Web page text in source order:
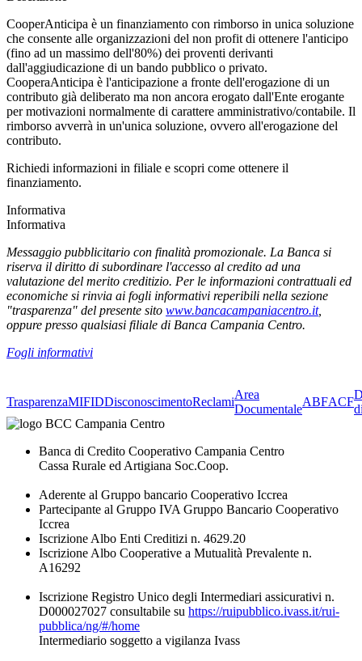
CooperAnticipa è un finanziamento con rimborso in unica soluzione
che consente alle organizzazioni del non profit di ottenere l'anticipo
(fino ad un massimo dell'80%) dei proventi derivanti
dall'aggiudicazione di un bando pubblico o privato.
CooperaAnticipa è l'anticipazione a fronte dell'erogazione di un
contributo già deliberato ma non ancora erogato dall'Ente erogante
per motivazioni normalmente di carattere amministrativo/contabile. Il
rimborso avverrà in un'unica soluzione, ovvero all'erogazione del
contributo.
Richiedi informazioni in filiale e scopri come ottenere il
finanziamento.
Informativa
Informativa
Messaggio pubblicitario con finalità promozionale. La Banca si
riserva il diritto di subordinare l'accesso al credito ad una
valutazione del merito creditizio. Per le informazioni contrattuali ed
economiche si rinvia ai fogli informativi reperibili nella sezione
"trasparenza" del presente sito www.bancacampaniacentro.it,
oppure presso qualsiasi filiale di Banca Campania Centro.
Fogli informativi
TrasparenzaMIFIDDisconoscimentoReclami
Area
Documentale
ABFACF
Banca di Credito Cooperativo Campania Centro
Cassa Rurale ed Artigiana Soc.Coop.
Aderente al Gruppo bancario Cooperativo Iccrea
Partecipante al Gruppo IVA Gruppo Bancario Cooperativo
Iccrea
Iscrizione Albo Enti Creditizi n. 4629.20
Iscrizione Albo Cooperative a Mutualità Prevalente n.
A16292
Iscrizione Registro Unico degli Intermediari assicurativi n.
D000027027 consultabile su https://ruipubblico.ivass.it/rui-
pubblica/ng/#/home
Intermediario soggetto a vigilanza Ivass